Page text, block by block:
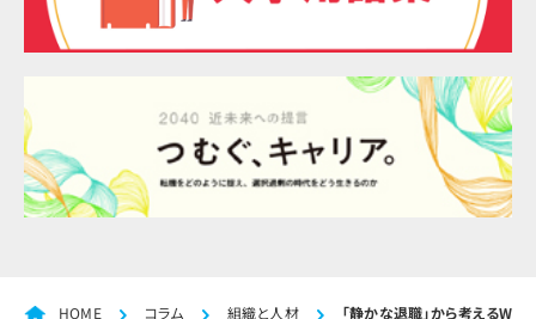
HOME コラム 組織と人材 「静かな退職」から考える